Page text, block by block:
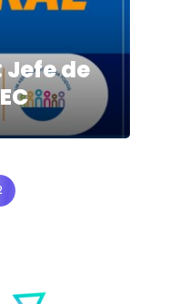
de